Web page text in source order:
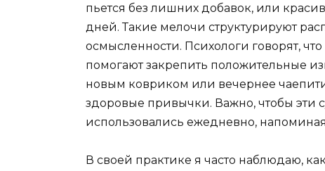
пьется без лишних добавок, или
дней. Такие мелочи структурируют
осмысленности. Психологи говорят,
помогают закрепить положительные
новым ковриком или вечернее
здоровые привычки. Важно, чтобы
использовались ежедневно,
В своей практике я часто наблюдаю,